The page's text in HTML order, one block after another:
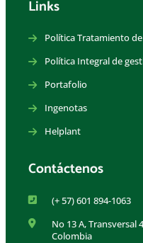
Links
Política Tratamiento
Política Integral de
Portafolio
Ingenotas
Helplant
Contáctenos
(+ 57) 601 894-1063
No 13 A, Transversal
Colombia